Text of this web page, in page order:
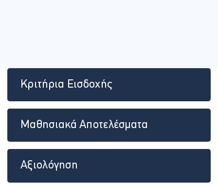
Κριτήρια Εισδοχής
Μαθησιακά Αποτελέσματα
Αξιολόγηση